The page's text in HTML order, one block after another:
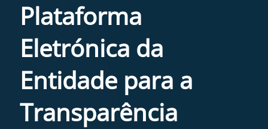
Plataforma
Eletrónica da
Entidade para a
Transparência